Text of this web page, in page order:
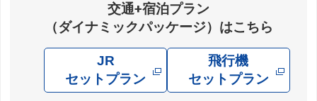
交通+宿泊プラン
（ダイナミックパッケージ）はこちら
JR
セットプラン
飛行機
セットプラン